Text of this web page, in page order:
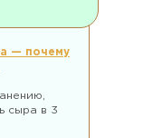
— почему
сыра в 3